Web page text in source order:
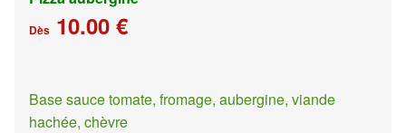
Dès 10.00 €
Base sauce tomate, fromage, aubergine, viande
hachée, chèvre